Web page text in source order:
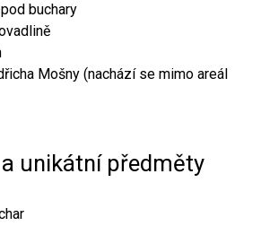
buchary
Mošny (nachází se mimo areál
unikátní předměty